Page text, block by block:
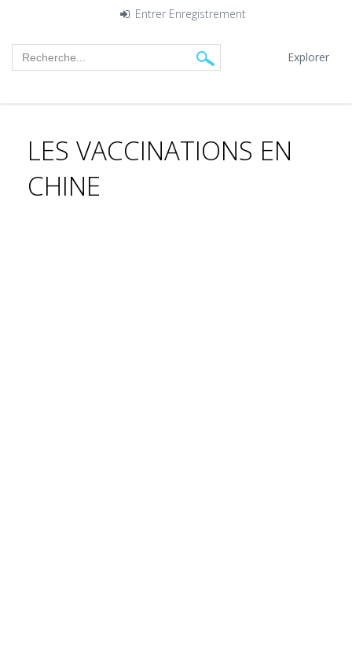
Entrer Enregistrement
Explorer
LES VACCINATIONS EN
CHINE